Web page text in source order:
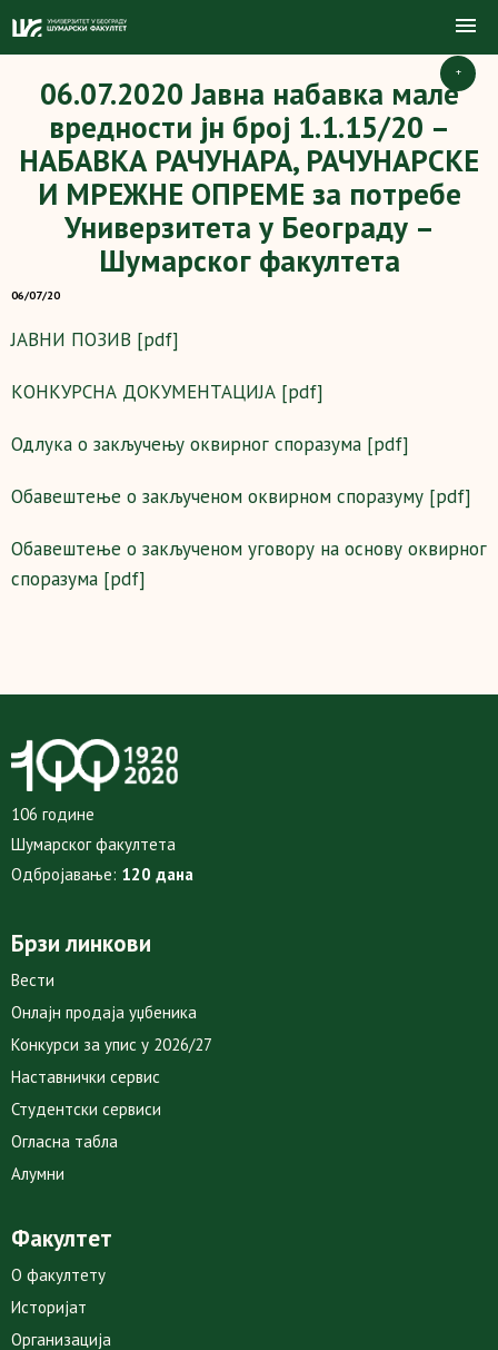
+
06.07.2020 Јавна набавка мале
вредности јн број 1.1.15/20 –
НАБАВКА РАЧУНАРА, РАЧУНАРСКЕ
И МРЕЖНЕ ОПРЕМЕ за потребе
Универзитета у Београду –
Шумарског факултета
06/07/20
ЈАВНИ ПОЗИВ [pdf]
КОНКУРСНА ДОКУМЕНТАЦИЈА [pdf]
Одлука о закључењу оквирног споразума [pdf]
Обавештење о закљученом оквирном споразуму [pdf]
Обавештење о закљученом уговору на основу оквирног
споразума [pdf]
106 године
Шумарског факултета
Одбројавање: 120 дана
Брзи линкови
Вести
Онлајн продаја уџбеника
Конкурси за упис у 2026/27
Наставнички сервис
Студентски сервиси
Огласна табла
Алумни
Факултет
О факултету
Историјат
Организација